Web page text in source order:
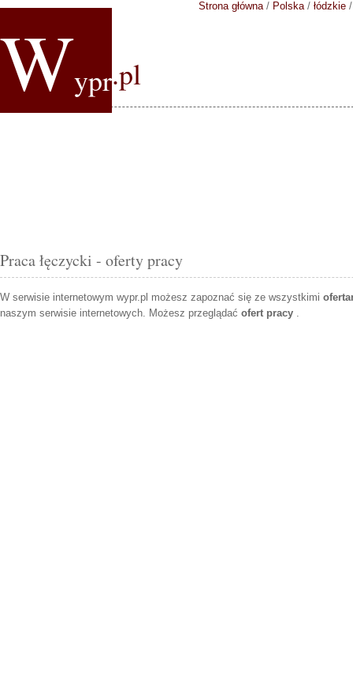
Wypr.pl
Strona główna/ Polska/ łódzkie
Praca łęczycki - oferty pracy
W serwisie internetowym wypr.pl możesz zapoznać się ze wszystkimi
naszym serwisie internetowych. Możesz przeglądać ofert pracy .